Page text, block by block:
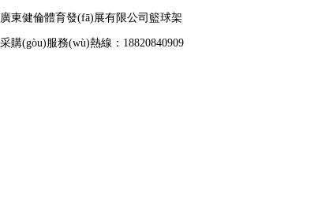
廣東健倫體育發(fā)展有限公司籃球架
采購(gòu)服務(wù)熱線：18820840909